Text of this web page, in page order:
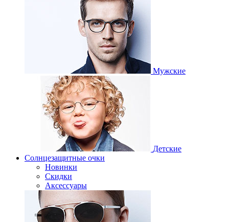
Мужские
Детские
Солнцезащитные очки
Новинки
Скидки
Аксессуары